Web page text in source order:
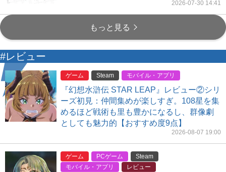
2026-07-30 14:41
もっと見る
#レビュー
ゲーム Steam モバイル・アプリ
『幻想水滸伝 STAR LEAP』レビュー②シリ
ーズ初見：仲間集めが楽しすぎ。108星を集
めるほど戦術も里も豊かになるし、群像劇
としても魅力的【おすすめ度9点】
2026-08-07 19:00
ゲーム PCゲーム
Steam
モバイル・アプリ
レビュー